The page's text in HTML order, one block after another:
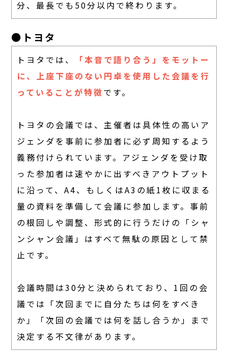
分、最長でも50分以内で終わります。
●トヨタ
トヨタでは、
「本音で語り合う」をモットー
に、上座下座のない円卓を使用した会議を行
っていることが特徴です。
トヨタの会議では、主催者は具体性の高いア
ジェンダを事前に参加者に必ず周知するよう
義務付けられています。アジェンダを受け取
った参加者は速やかに出すべきアウトプット
に沿って、A4、もしくはA3の紙1枚に収まる
量の資料を準備して会議に参加します。事前
の根回しや調整、形式的に行うだけの「シャ
ンシャン会議」はすべて無駄の原因として禁
止です。
会議時間は30分と決められており、1回の会
議では「次回までに自分たちは何をすべき
か」「次回の会議では何を話し合うか」まで
決定する不文律があります。